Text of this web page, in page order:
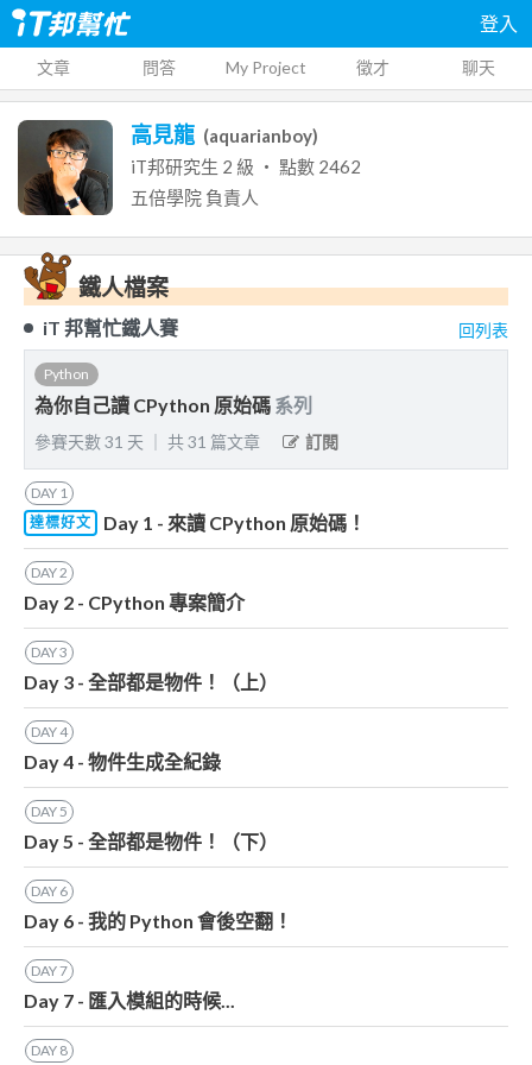
登入
文章 問答 My Project 徵才 聊天
高見龍 (aquarianboy)
iT邦研究生 2 級 ‧ 點數 2462
五倍學院 負責人
鐵人檔案
iT 邦幫忙鐵人賽 回列表
Python
為你自己讀 CPython 原始碼 系列
參賽天數31 天 共31 篇文章 訂閱
DAY 1
達標好文
Day 1 - 來讀 CPython 原始碼！
DAY2
Day 2 - CPython 專案簡介
DAY3
Day 3 - 全部都是物件！（上）
DAY4
Day 4 - 物件生成全紀錄
DAY5
Day 5 - 全部都是物件！（下）
DAY 6
Day 6 - 我的 Python 會後空翻！
DAY7
Day 7 - 匯入模組的時候...
DAY 8